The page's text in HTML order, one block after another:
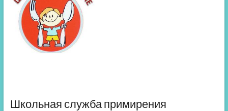
Школьная служба примирения